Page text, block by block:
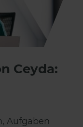
Ceyda:
Aufgaben